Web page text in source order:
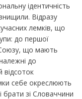
ідентичність
Відразу
лемків, що
до першої
що мають
до
відсоток
себе окреслюють
брати зі Словаччини